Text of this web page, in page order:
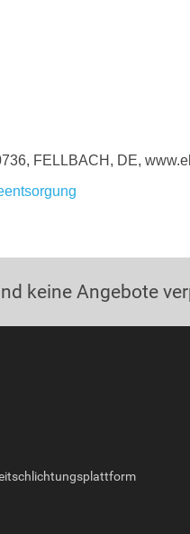
FELLBACH, DE,
keine Angebote